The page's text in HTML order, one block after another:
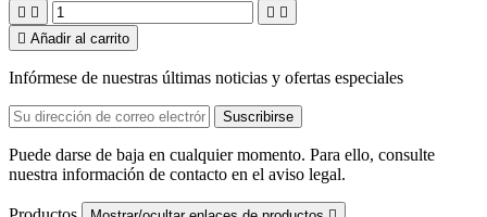
   
 Añadir al carrito
Infórmese de nuestras últimas noticias y ofertas especiales
Puede darse de baja en cualquier momento. Para ello, consulte
nuestra información de contacto en el aviso legal.